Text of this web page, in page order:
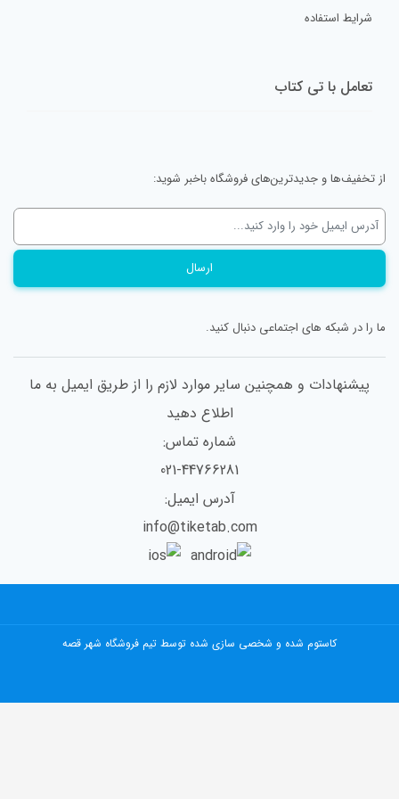
در تی کتاب بخوانیم
اطلاعات بیشتر
(0 نظر)
شرایط استفاده
تعامل با تی کتاب
از تخفیف‌ها و جدیدترین‌های فروشگاه باخبر شوید:
ما را در شبکه های اجتماعی دنبال کنید.
پیشنهادات و همچنین سایر موارد لازم را از طریق ایمیل به ما
اطلاع دهید
شماره تماس:
021-44766281
آدرس ایمیل:
info@tiketab.com
کاستوم شده و شخصی سازی شده توسط تیم فروشگاه شهر قصه